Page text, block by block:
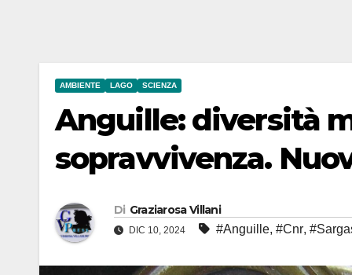
AMBIENTE LAGO SCIENZA
Anguille: diversità
sopravvivenza.
Di Graziarosa Villani
DIC 10, 2024 #Anguille, #Cnr,